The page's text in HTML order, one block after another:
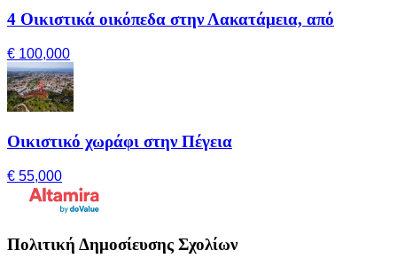
4 Οικιστικά οικόπεδα στην Λακατάμεια, από
€ 100,000
Οικιστικό χωράφι στην Πέγεια
€ 55,000
Πολιτική Δημοσίευσης Σχολίων